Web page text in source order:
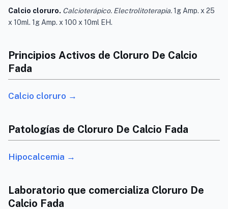
Calcio cloruro. Calcioterápico. Electrolitoterapia.1g Amp. x 25
x 10ml. 1g Amp. x 100 x 10ml EH.
Principios Activos de Cloruro De Calcio
Fada
Calcio cloruro →
Patologías de Cloruro De Calcio Fada
Hipocalcemia →
Laboratorio que comercializa Cloruro De
Calcio Fada